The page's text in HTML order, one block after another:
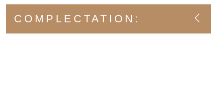
COMPLECTATION: